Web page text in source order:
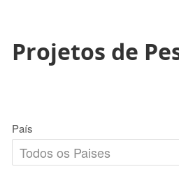
Projetos de
País